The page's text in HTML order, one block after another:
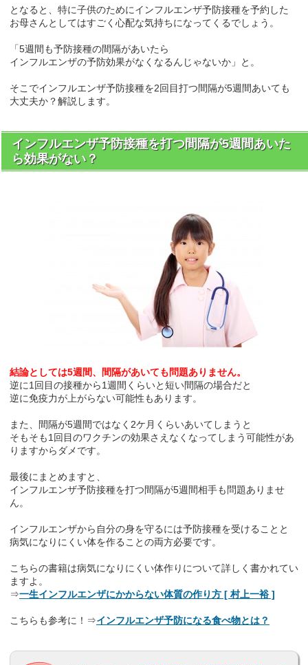
となると、特に子供のためにインフルエンザ予防接種を予約した
お母さんとしてはすごく心配な気持ちになってくるでしょう。
「5週間も予防接種の間隔があいたら
インフルエンザの予防効果がなくなるんじゃないか」と。
そこでインフルエンザ予防接種を2回目打つ間隔が5週間あいても
大丈夫か？解説します。
インフルエンザ予防接種を打つ間隔が5週間あいた
ら効果がない？
結論としては5週間、間隔があいても問題ありません。
逆に1回目の接種から1週間くらいと短い間隔の場合だと
逆に免疫力が上がらない可能性もあります。
また、間隔が5週間ではなく2ケ月くらいあいてしまうと
そもそも1回目のワクチンの効果さえなくなってしまう可能性があ
りますからダメです。
最後にまとめますと、
インフルエンザ予防接種を打つ間隔が5週間相手も問題ありませ
ん。
インフルエンザから自分の身を守るには予防接種を受けることと
病気になりにくい体を作ることの両方必要です。
こちらの書籍は病気になりにくい体作りについて詳しく書かれてい
ますよ。
⇒一生インフルエンザにかからない体質の作り方 [ 村上一裕 ]
こちらも参考に！⇒インフルエンザ予防になる食べ物とは？